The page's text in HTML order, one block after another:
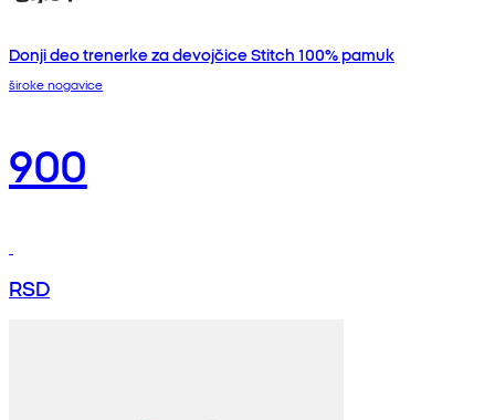
Donji deo trenerke za devojčice Stitch 100% pamuk
široke nogavice
900
RSD